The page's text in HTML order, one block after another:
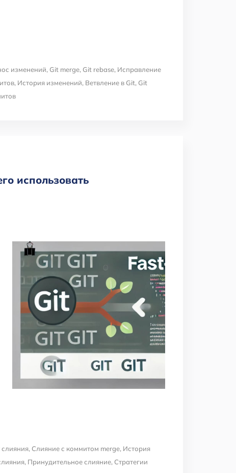
изменений, Git merge, Git rebase, Исправление
, История изменений, Ветвление в Git, Git
использовать
, Слияние с коммитом merge, История
, Принудительное слияние, Стратегии